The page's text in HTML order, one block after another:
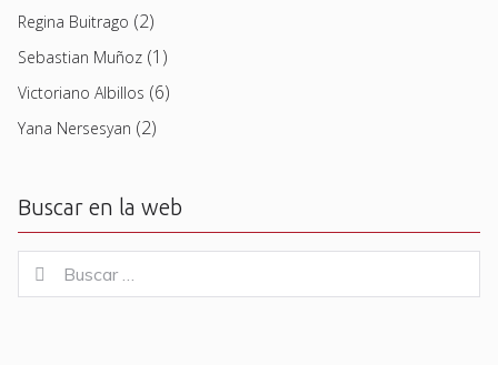
Regina Buitrago (2)
Sebastian Muñoz (1)
Victoriano Albillos (6)
Yana Nersesyan (2)
Buscar en la web
for:
Buscar